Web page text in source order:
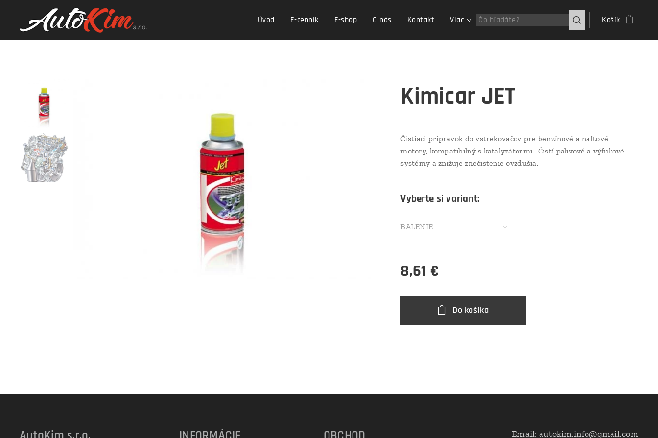
Úvod E-cennik E-shop O nás Kontakt Viac Košík
Kimicar JET
Čistiaci prípravok do vstrekovačov pre benzínové a naftové
motory, kompatibilný s katalyzátormi . Čistí palivové a výfukové
systémy a znižuje znečistenie ovzdušia.
Vyberte si variant:
BALENIE
8,61 €
Do košíka
Email: autokim.info@gmail.com